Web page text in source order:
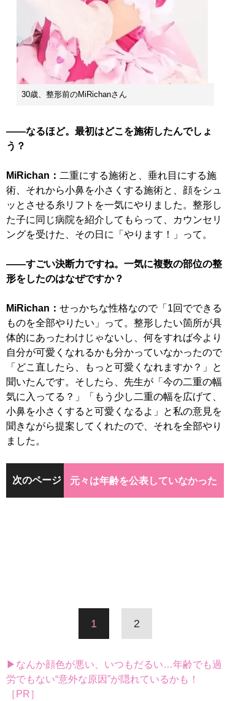
30歳、整形前のMiRichanさん
――なるほど。最初はどこを施術したんでしょ
う？
MiRichan： 二重にする施術と、垂れ目にする施
術、それから小鼻を小さくする施術と、顔をシュ
ッとさせる糸リフトを一気にやりました。整形し
た子に同じ病院を紹介してもらって、カウンセリ
ングを受けた、その日に「やります！」って。
――すごい決断力ですね。一気に複数の部位の整
形をしたのはなぜですか？
MiRichan： せっかちな性格なので「1回でできる
ものを全部やりたい」って。整形したい箇所が具
体的にあったわけじゃないし、何をすれば今より
自分が可愛くなれるかも分かっていなかったので
「どこ直したら、もっと可愛くなれますか？」と
聞いたんです。そしたら、先生が「今の二重の幅
気に入ってる？」「もう少し二重の幅を広げて、
小鼻を小さくすると可愛くなるよ」と私の意見を
聞きながら提案してくれたので、それを全部やり
ました。
次のページ 元々は年齢を公表していなかった
1 2
▶なんか顔色が悪い、いつもだるい…年齢でも過
労でもない“意外な原因”が隠れているかも！
［PR］